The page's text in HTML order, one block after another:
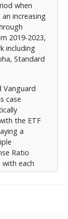
με
την
Τα
παθητικά
με το
για
τη
when
increasing
2019-2023,
including
Standard
Vanguard
case
the ETF
a
Ratio
each
identical